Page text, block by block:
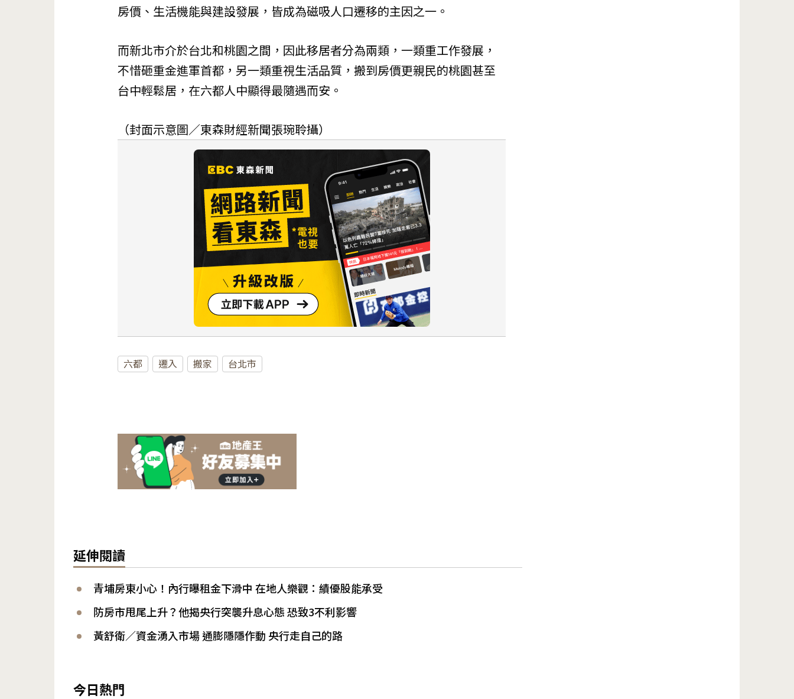
房價、生活機能與建設發展，皆成為磁吸人口遷移的主因之一。
而新北市介於台北和桃園之間，因此移居者分為兩類，一類重工作發展，
不惜砸重金進軍首都，另一類重視生活品質，搬到房價更親民的桃園甚至
台中輕鬆居，在六都人中顯得最隨遇而安。
（封面示意圖／東森財經新聞張琬聆攝）
六都 遷入 搬家 台北市
延伸閱讀
青埔房東小心！內行曝租金下滑中 在地人樂觀：績優股能承受
防房市甩尾上升？他揭央行突襲升息心態 恐致3不利影響
黃舒衛／資金湧入市場 通膨隱隱作動 央行走自己的路
今日熱門